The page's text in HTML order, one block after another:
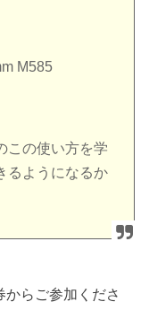
M585
この使い方を学
るようになるか
からご参加くださ